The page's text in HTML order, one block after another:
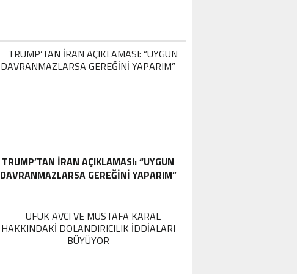
TRUMP’TAN İRAN AÇIKLAMASI: “UYGUN
DAVRANMAZLARSA GEREĞINI YAPARIM”